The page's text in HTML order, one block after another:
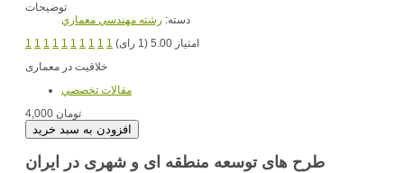
توضیحات
دسته: رشته مهندسي معماري
1 1 1 1 1 1 1 1 1 1
امتیاز 5.00 (1 رای)
مقالات تخصصي
4,000 تومان
طرح های توسعه منطقه ای و شهری در ایران